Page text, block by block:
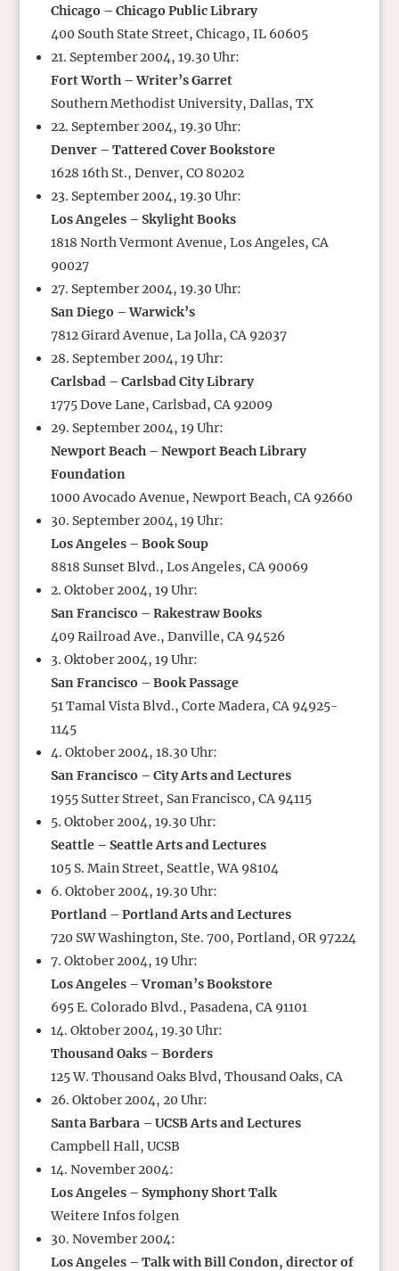
Chicago – Chicago Public Library
400 South State Street, Chicago, IL 60605
21. September 2004, 19.30 Uhr:
Fort Worth – Writer’s Garret
Southern Methodist University, Dallas, TX
22. September 2004, 19.30 Uhr:
Denver – Tattered Cover Bookstore
1628 16th St., Denver, CO 80202
23. September 2004, 19.30 Uhr:
Los Angeles – Skylight Books
1818 North Vermont Avenue, Los Angeles, CA
90027
27. September 2004, 19.30 Uhr:
San Diego – Warwick’s
7812 Girard Avenue, La Jolla, CA 92037
28. September 2004, 19 Uhr:
Carlsbad – Carlsbad City Library
1775 Dove Lane, Carlsbad, CA 92009
29. September 2004, 19 Uhr:
Newport Beach – Newport Beach Library
Foundation
1000 Avocado Avenue, Newport Beach, CA 92660
30. September 2004, 19 Uhr:
Los Angeles – Book Soup
8818 Sunset Blvd., Los Angeles, CA 90069
2. Oktober 2004, 19 Uhr:
San Francisco – Rakestraw Books
409 Railroad Ave., Danville, CA 94526
3. Oktober 2004, 19 Uhr:
San Francisco – Book Passage
51 Tamal Vista Blvd., Corte Madera, CA 94925-
1145
4. Oktober 2004, 18.30 Uhr:
San Francisco – City Arts and Lectures
1955 Sutter Street, San Francisco, CA 94115
5. Oktober 2004, 19.30 Uhr:
Seattle – Seattle Arts and Lectures
105 S. Main Street, Seattle, WA 98104
6. Oktober 2004, 19.30 Uhr:
Portland – Portland Arts and Lectures
720 SW Washington, Ste. 700, Portland, OR 97224
7. Oktober 2004, 19 Uhr:
Los Angeles – Vroman’s Bookstore
695 E. Colorado Blvd., Pasadena, CA 91101
14. Oktober 2004, 19.30 Uhr:
Thousand Oaks – Borders
125 W. Thousand Oaks Blvd, Thousand Oaks, CA
26. Oktober 2004, 20 Uhr:
Santa Barbara – UCSB Arts and Lectures
Campbell Hall, UCSB
14. November 2004:
Los Angeles – Symphony Short Talk
Weitere Infos folgen
30. November 2004:
Los Angeles – Talk with Bill Condon, director of